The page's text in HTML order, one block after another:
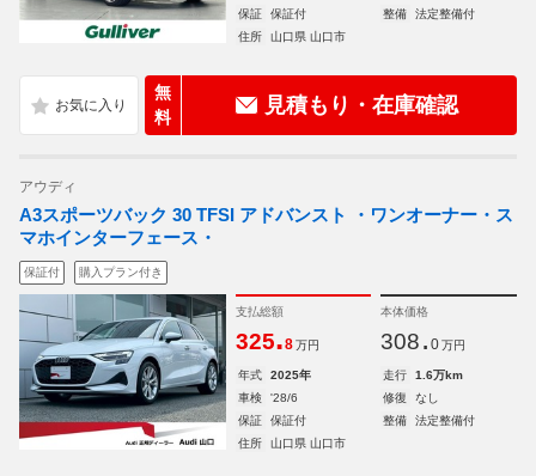
保証
保証付 整備
法定整備付
住所
山口県 山口市
無
料
見積もり・在庫確認
アウディ
A3スポーツバック 30 TFSI アドバンスト ・ワンオーナー・ス
マホインターフェース・
保証付 購入プラン付き
支払総額
325.8 万円
本体価格
308. 0 万円
年式 2025年 走行
1.6万km
車検
'28/6 修復
なし
保証
保証付 整備
法定整備付
住所
山口県 山口市